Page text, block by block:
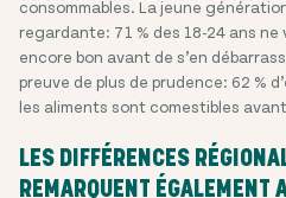
consommables. La jeune
regardante: 71 % des 18-24 ans
encore bon avant de s’en
preuve de plus de prudence: 62 %
les aliments sont comestibles
LES DIFFÉRENCES
REMARQUENT ÉGALEMENT